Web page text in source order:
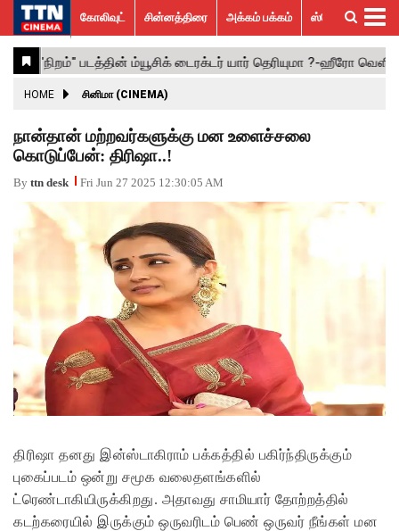
கோலிவுட்
சின்னத்திரை
பாலிவுட்
ஹாலிவுட்
அக்கம்
பக்கம்
ஸ்பெஷல்
ஸ்டோரீஸ்
விமர்சனம்
GALLERY
ACTRESS
ACTORS
MOVIESTILLS
EVENTS
VIDEOS
What’s
Hot
Trending
News
கோலிவுட் சின்னத்திரை அக்கம் பக்கம் ஸ்பெஷல் ஸ்டோரீஸ்
HOME சினிமா (CINEMA)
நான்தான் மற்றவர்களுக்கு மன உளைச்சலை
கொடுப்பேன்: திரிஷா..!
By ttn desk Fri Jun 27 2025 12:30:05 AM
திரிஷா தனது இன்ஸ்டாகிராம் பக்கத்தில் பகிர்ந்திருக்கும்
புகைப்படம் ஒன்று சமூக வலைதளங்களில்
ட்ரெண்டாகியிருக்கிறது. அதாவது சாமியார் தோற்றத்தில்
கடற்கரையில் இருக்கும் ஒருவரிடம் பெண் ஒருவர் நீங்கள் மன